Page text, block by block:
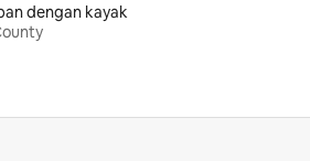
dengan kayak